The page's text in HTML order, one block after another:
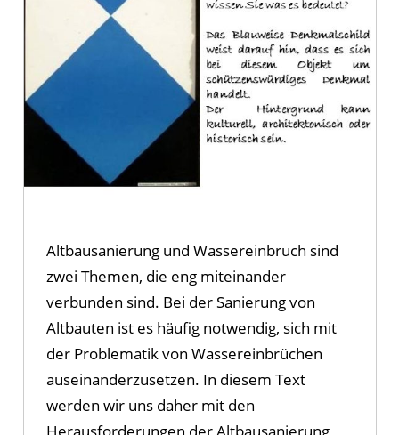
Altbausanierung und Wassereinbruch sind
zwei Themen, die eng miteinander
verbunden sind. Bei der Sanierung von
Altbauten ist es häufig notwendig, sich mit
der Problematik von Wassereinbrüchen
auseinanderzusetzen. In diesem Text
werden wir uns daher mit den
Herausforderungen der Altbausanierung